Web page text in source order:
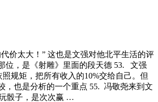
价太大！” 这也是文强对他北平生活的评
位，是《射雕》里面的段天德 53. 文强
规矩，把所有收入的10%交给自己。但
，也是分析的一个重点 55. 冯敬尧来到文
骰子，是次次赢 …